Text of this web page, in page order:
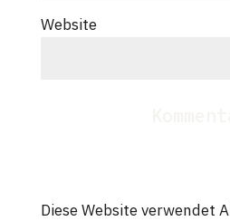
Website
Diese Website verwendet